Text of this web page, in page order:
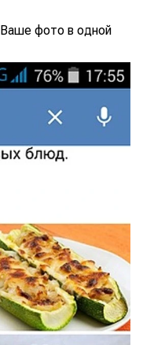
Ваше фото в одной